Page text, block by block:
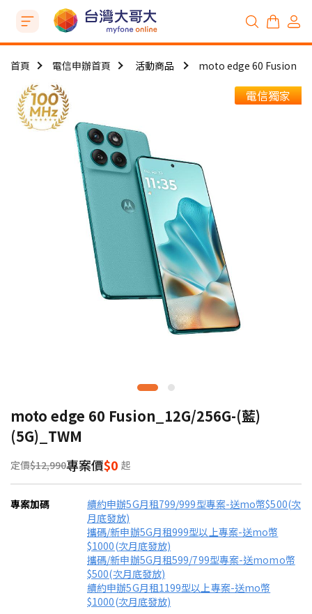
首頁 電信申辦首頁 活動商品 moto edge 60 Fusion
電信獨家
moto edge 60 Fusion_12G/256G-(藍)
(5G)_TWM
定價$12,990專案價$0 起
專案加碼
續約申辦5G月租799/999型專案-送mo幣$500(次
月底發放)
攜碼/新申辦5G月租999型以上專案-送mo幣
$1000(次月底發放)
攜碼/新申辦5G月租599/799型專案-送momo幣
$500(次月底發放)
續約申辦5G月租1199型以上專案-送mo幣
$1000(次月底發放)